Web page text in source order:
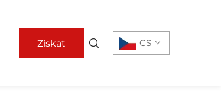
Získat CS